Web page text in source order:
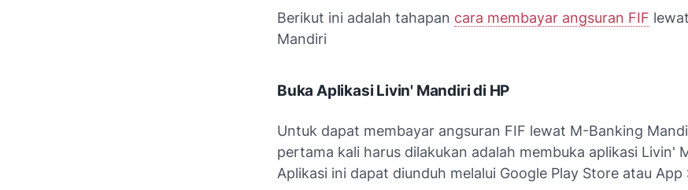
Berikut ini adalah tahapan cara membayar angsuran FIF
Mandiri
Buka Aplikasi Livin' Mandiri di HP
Untuk dapat membayar angsuran FIF lewat M-Banking
pertama kali harus dilakukan adalah membuka aplikasi Livin'
Aplikasi ini dapat diunduh melalui Google Play Store atau App